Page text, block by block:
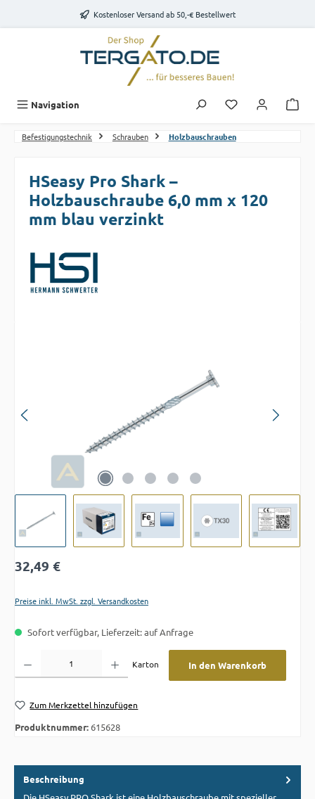
Zum Hauptinhalt springenKostenloser Versand ab 50,-€ Bestellwert
Navigation Du hast 0
Befestigungstechnik Schrauben Holzbauschrauben
HSeasy Pro Shark –
Holzbauschraube 6,0 mm x 120
mm blau verzinkt
Regulärer Preis:
32,49 €
Preise inkl. MwSt. zzgl. Versandkosten
Sofort verfügbar, Lieferzeit: auf Anfrage
Karton
In den Warenkorb
Zum Merkzettel hinzufügen
Produktnummer:615628
Beschreibung